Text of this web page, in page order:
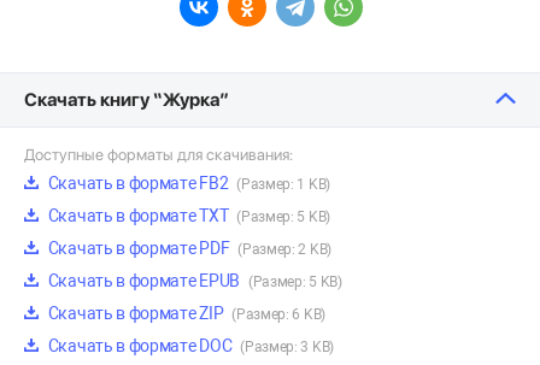
Скачать книгу “Журка”
Доступные форматы для скачивания:
Скачать в формате FB2 (Размер: 1 KB)
Скачать в формате TXT (Размер: 5 KB)
Скачать в формате PDF (Размер: 2 KB)
Скачать в формате EPUB (Размер: 5 KB)
Скачать в формате ZIP (Размер: 6 KB)
Скачать в формате DOC (Размер: 3 KB)